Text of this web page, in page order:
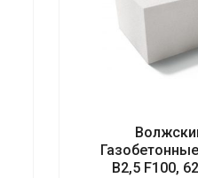
B2,5 F100,